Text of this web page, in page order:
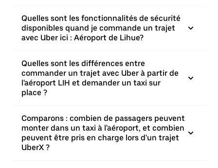
Quelles sont les fonctionnalités de sécurité
disponibles quand je commande un trajet
avec Uber ici : Aéroport de Lihue?
Quelles sont les différences entre
commander un trajet avec Uber à partir de
l'aéroport LIH et demander un taxi sur
place ?
Comparons : combien de passagers peuvent
monter dans un taxi à l'aéroport, et combien
peuvent être pris en charge lors d'un trajet
UberX ?